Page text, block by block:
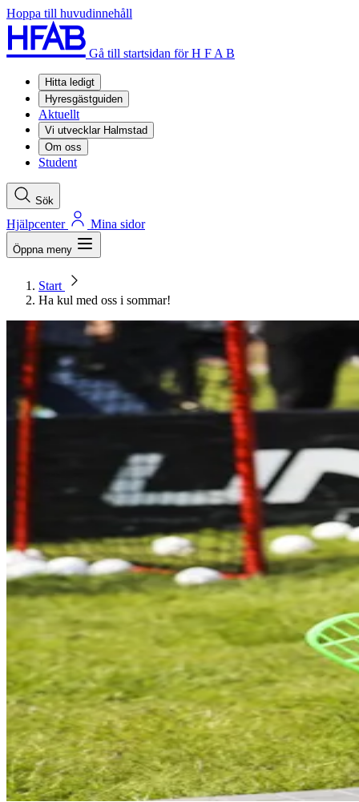
Hoppa till huvudinnehåll
Gå till startsidan för H F A B
Hitta ledigt
Hyresgästguiden
Aktuellt
Vi utvecklar Halmstad
Om oss
Student
Sök
Hjälpcenter Mina sidor
Öppna meny
Start
Ha kul med oss i sommar!